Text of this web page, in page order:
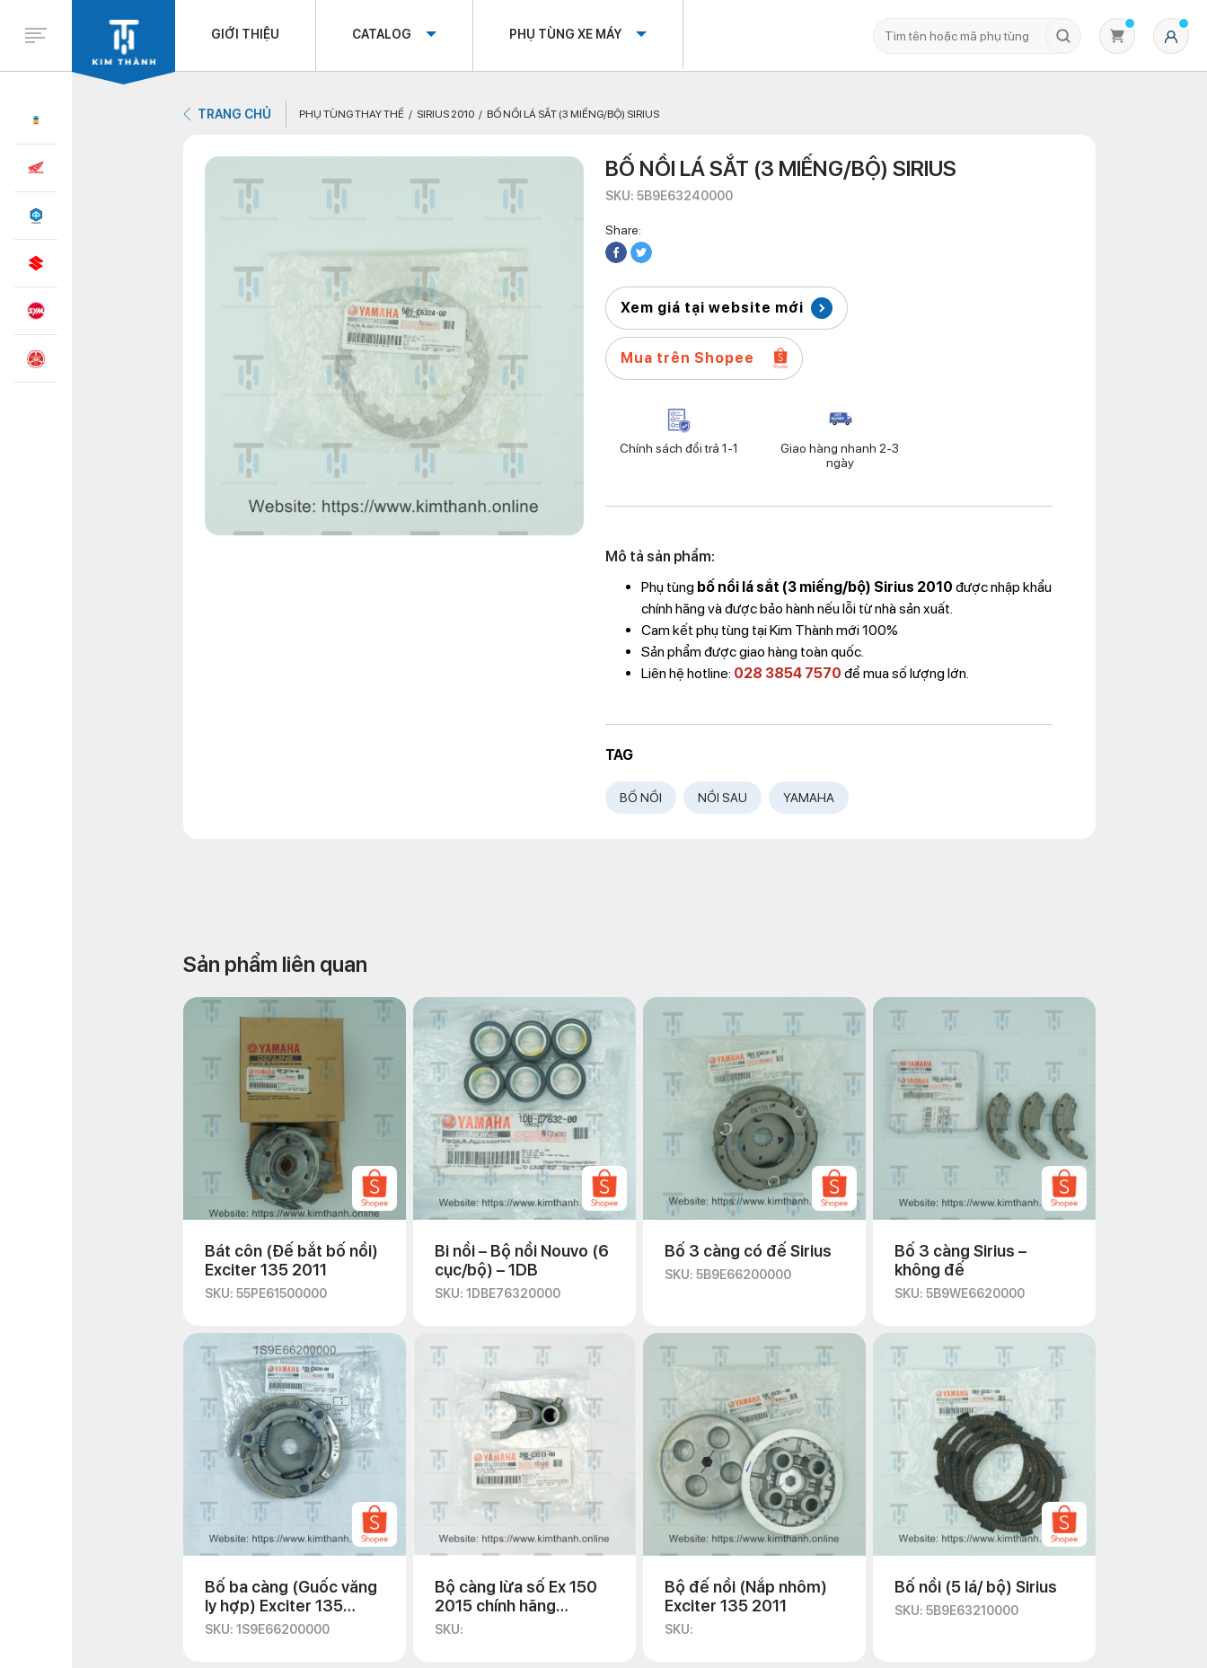
GIỚI THIỆU CATALOG PHỤ TÙNG XE MÁY
TRANG CHỦ PHỤ TÙNG THAY THẾ SIRIUS 2010 BỐ NỒI LÁ SẮT (3 MIẾNG/BỘ) SIRIUS
BỐ NỒI LÁ SẮT (3 MIẾNG/BỘ) SIRIUS
SKU: 5B9E63240000
Share:
Xem giá tại website mới
Mua trên Shopee
Chính sách đổi trả 1-1
Giao hàng nhanh 2-3
ngày
Mô tả sản phẩm:
Phụ tùng bố nồi lá sắt (3 miếng/bộ) Sirius 2010 được nhập khẩu
chính hãng và được bảo hành nếu lỗi từ nhà sản xuất.
Cam kết phụ tùng tại Kim Thành mới 100%
Sản phẩm được giao hàng toàn quốc.
Liên hệ hotline: 028 3854 7570 để mua số lượng lớn.
TAG
BỐ NỒI NỒI SAU YAMAHA
Sản phẩm liên quan
Bát côn (Đế bắt bố nồi)
Exciter 135 2011
SKU: 55PE61500000
Bi nồi – Bộ nồi Nouvo (6
cục/bộ) – 1DB
SKU: 1DBE76320000
Bố 3 càng có đế Sirius
SKU: 5B9E66200000
Bố 3 càng Sirius –
không đế
SKU: 5B9WE6620000
Bố ba càng (Guốc văng
ly hợp) Exciter 135
2010
SKU: 1S9E66200000
Bộ càng lừa số Ex 150
2015 chính hãng
Yamaha
SKU:
Bộ đế nồi (Nắp nhôm)
Exciter 135 2011
SKU:
Bố nồi (5 lá/ bộ) Sirius
SKU: 5B9E63210000